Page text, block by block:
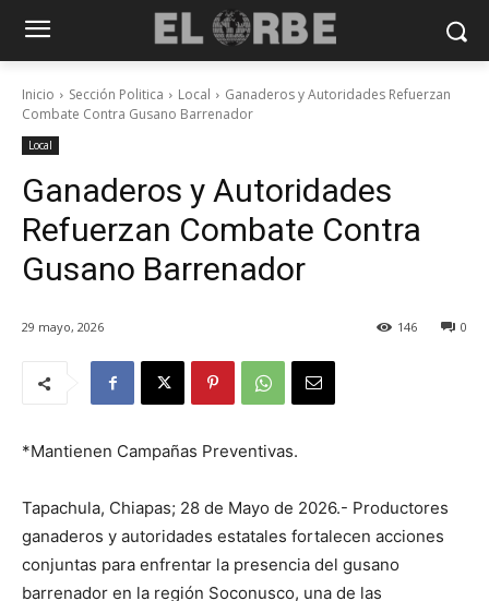
Inicio Sección Politica Local
Ganaderos y Autoridades Refuerzan
Combate Contra Gusano Barrenador
Local
Ganaderos y Autoridades
Refuerzan Combate Contra
Gusano Barrenador
29 mayo, 2026 0
146
*Mantienen Campañas Preventivas.
Tapachula, Chiapas; 28 de Mayo de 2026.- Productores
ganaderos y autoridades estatales fortalecen acciones
conjuntas para enfrentar la presencia del gusano
barrenador en la región Soconusco, una de las